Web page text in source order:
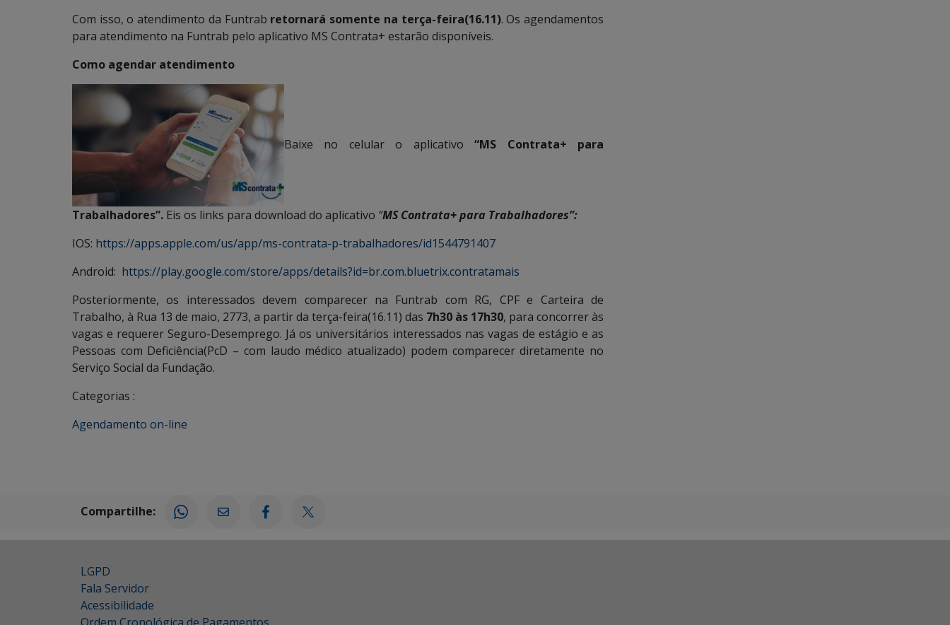
Com isso, o atendimento da Funtrab retornará somente na terça-feira(16.11). Os agendamentos
para atendimento na Funtrab pelo aplicativo MS Contrata+ estarão disponíveis.
Como agendar atendimento
Baixe no celular o aplicativo “MS Contrata+ para
Trabalhadores”. Eis os links para download do aplicativo “MS Contrata+ para Trabalhadores”:
IOS: https://apps.apple.com/us/app/ms-contrata-p-trabalhadores/id1544791407
Android: https://play.google.com/store/apps/details?id=br.com.bluetrix.contratamais
Posteriormente, os interessados devem comparecer na Funtrab com RG, CPF e Carteira de
Trabalho, à Rua 13 de maio, 2773, a partir da terça-feira(16.11) das 7h30 às 17h30, para concorrer às
vagas e requerer Seguro-Desemprego. Já os universitários interessados nas vagas de estágio e as
Pessoas com Deficiência(PcD – com laudo médico atualizado) podem comparecer diretamente no
Serviço Social da Fundação.
Categorias :
Agendamento on-line
Compartilhe:
LGPD
Fala Servidor
Acessibilidade